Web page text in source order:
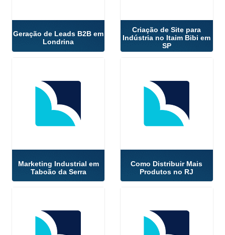
Geração de Leads B2B em
Londrina
Criação de Site para
Indústria no Itaim Bibi em
SP
Marketing Industrial em
Taboão da Serra
Como Distribuir Mais
Produtos no RJ